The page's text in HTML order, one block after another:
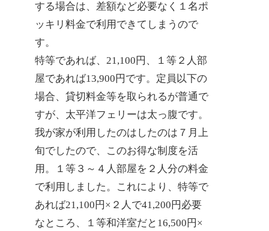
する場合は、差額など必要なく１名ポ
ッキリ料金で利用できてしまうので
す。
特等であれば、21,100円、１等２人部
屋であれば13,900円です。定員以下の
場合、貸切料金等を取られるが普通で
すが、太平洋フェリーは太っ腹です。
我が家が利用したのはしたのは７月上
旬でしたので、このお得な制度を活
用。１等３～４人部屋を２人分の料金
で利用しました。これにより、特等で
あれば21,100円×２人で41,200円必要
なところ、１等和洋室だと16,500円×